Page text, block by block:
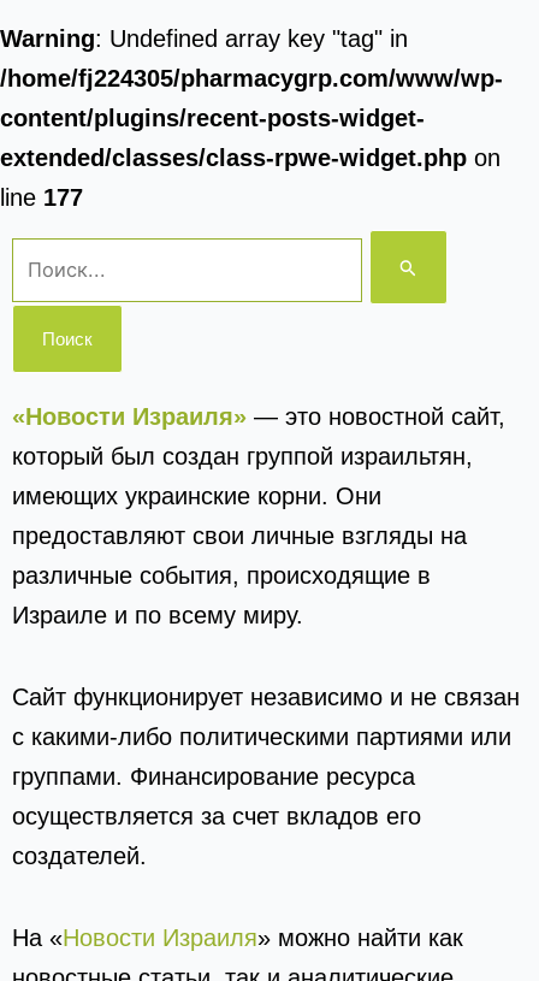
Warning: Undefined array key "tag" in
/home/fj224305/pharmacygrp.com/www/wp-
content/plugins/recent-posts-widget-
extended/classes/class-rpwe-widget.php on
line 177
Поиск:
«Новости Израиля» — это новостной сайт,
который был создан группой израильтян,
имеющих украинские корни. Они
предоставляют свои личные взгляды на
различные события, происходящие в
Израиле и по всему миру.
Сайт функционирует независимо и не связан
с какими-либо политическими партиями или
группами. Финансирование ресурса
осуществляется за счет вкладов его
создателей.
На «Новости Израиля» можно найти как